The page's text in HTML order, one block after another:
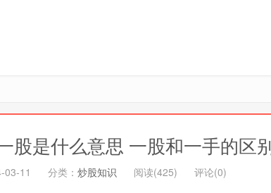
股是什么意思 一股和一手的区
03-11 分类： 炒股知识 阅读(425) 评论(0)